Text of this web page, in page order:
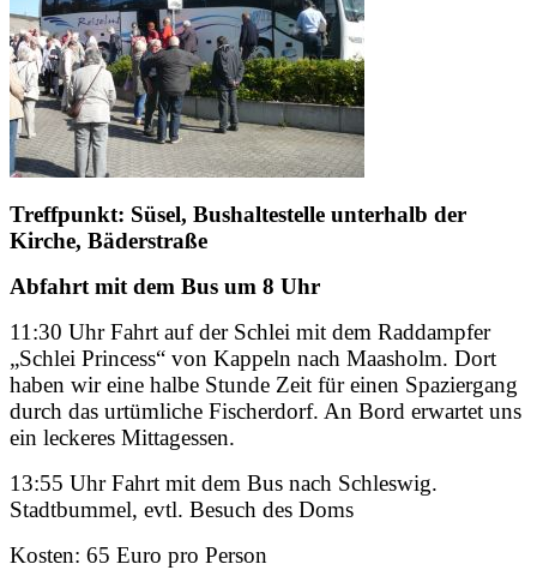
Treffpunkt: Süsel, Bushaltestelle unterhalb der
Kirche, Bäderstraße
Abfahrt mit dem Bus um 8 Uhr
11:30 Uhr Fahrt auf der Schlei mit dem Raddampfer
„Schlei Princess“ von Kappeln nach Maasholm. Dort
haben wir eine halbe Stunde Zeit für einen Spaziergang
durch das urtümliche Fischerdorf. An Bord erwartet uns
ein leckeres Mittagessen.
13:55 Uhr Fahrt mit dem Bus nach Schleswig.
Stadtbummel, evtl. Besuch des Doms
Kosten: 65 Euro pro Person